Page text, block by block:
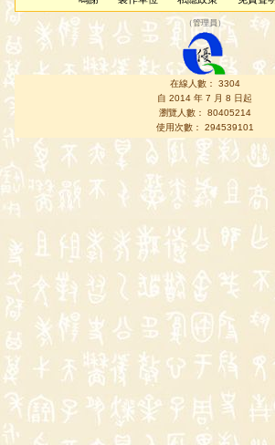
（管理員 ）
在線人數： 3304
自 2014 年 7 月 8 日起
瀏覽人數： 80405214
使用次數： 294539101